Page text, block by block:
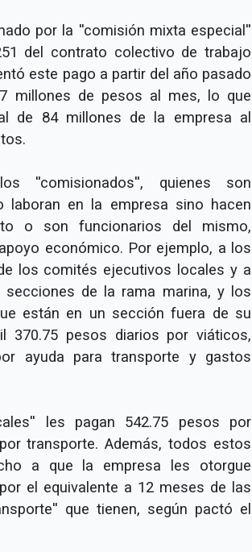
por la ''comisión mixta especial''
del contrato colectivo de trabajo
este pago a partir del año pasado
millones de pesos al mes, lo que
de 84 millones de la empresa al
''comisionados'', quienes son
laboran en la empresa sino hacen
o son funcionarios del mismo,
económico. Por ejemplo, a los
los comités ejecutivos locales y a
secciones de la rama marina, y los
están en un sección fuera de su
370.75 pesos diarios por viáticos,
ayuda para transporte y gastos
les pagan 542.75 pesos por
transporte. Además, todos estos
a que la empresa les otorgue
el equivalente a 12 meses de las
que tienen, según pactó el